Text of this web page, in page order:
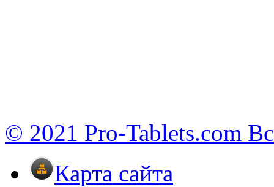
© 2021 Pro-Tablets.com
Карта сайта